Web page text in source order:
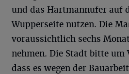
und das Hartmannufer auf
Wupperseite nutzen. Die
voraussichtlich sechs
nehmen. Die Stadt bitte
dass es wegen der